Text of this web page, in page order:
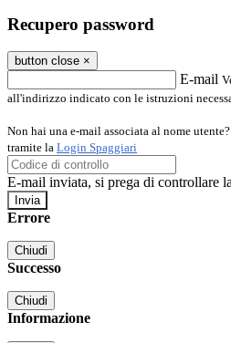
Recupero password
button close ×
E-mail
all'indirizzo indicato con le istruzioni
Non hai una e-mail associata al nome
tramite la Login Spaggiari
E-mail inviata, si prega di controllare
Errore
Chiudi
Successo
Chiudi
Informazione